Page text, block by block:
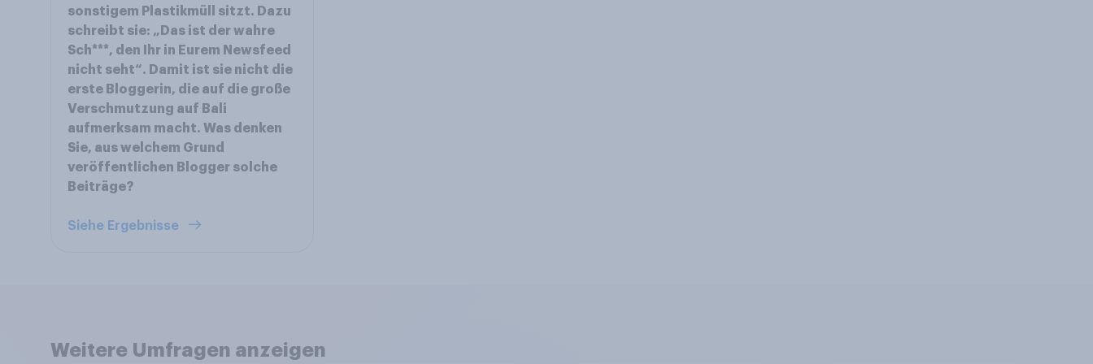
sonstigem Plastikmüll sitzt. Dazu
schreibt sie: „Das ist der wahre
Sch***, den Ihr in Eurem Newsfeed
nicht seht“. Damit ist sie nicht die
erste Bloggerin, die auf die große
Verschmutzung auf Bali
aufmerksam macht. Was denken
Sie, aus welchem Grund
veröffentlichen Blogger solche
Beiträge?
Siehe Ergebnisse
Weitere Umfragen anzeigen